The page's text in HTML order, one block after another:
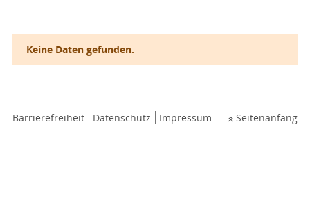
Keine Daten gefunden.
Barrierefreiheit Datenschutz Impressum Seitenanfang